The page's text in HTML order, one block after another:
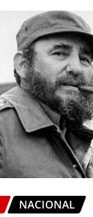
NACIONAL